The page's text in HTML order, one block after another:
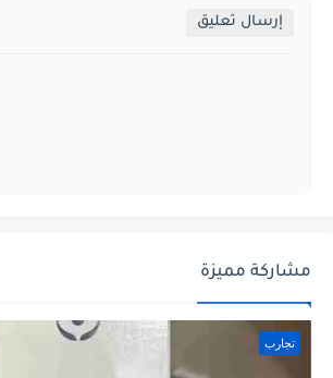
إرسال تعليق
مشاركة مميزة
تجارب